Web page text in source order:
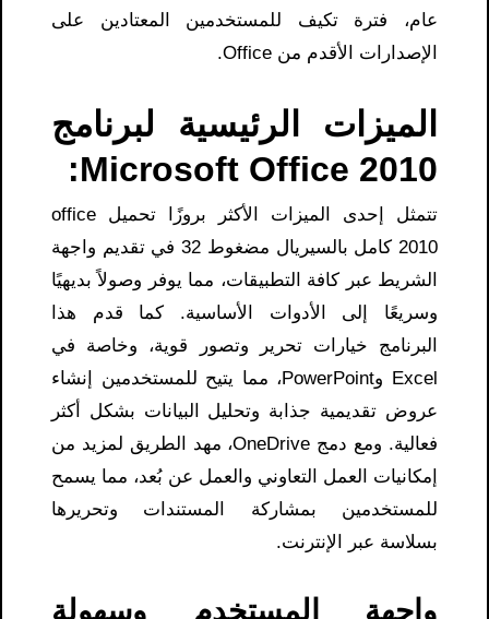
عام، فترة تكيف للمستخدمين المعتادين على
الإصدارات الأقدم من Office.
الميزات الرئيسية لبرنامج
Microsoft Office 2010:
تتمثل إحدى الميزات الأكثر بروزًا تحميل office
2010 كامل بالسيريال مضغوط 32 في تقديم واجهة
الشريط عبر كافة التطبيقات، مما يوفر وصولاً بديهيًا
وسريعًا إلى الأدوات الأساسية. كما قدم هذا
البرنامج خيارات تحرير وتصور قوية، وخاصة في
Excel وPowerPoint، مما يتيح للمستخدمين إنشاء
عروض تقديمية جذابة وتحليل البيانات بشكل أكثر
فعالية. ومع دمج OneDrive، مهد الطريق لمزيد من
إمكانيات العمل التعاوني والعمل عن بُعد، مما يسمح
للمستخدمين بمشاركة المستندات وتحريرها
بسلاسة عبر الإنترنت.
واجهة المستخدم وسهولة